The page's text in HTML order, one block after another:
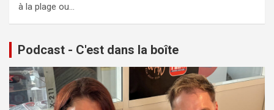
à la plage ou…
Podcast - C'est dans la boîte